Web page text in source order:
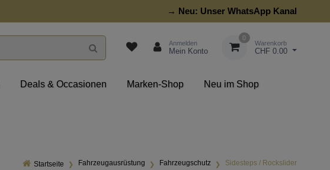
→ Neu: Unser WhatsApp Kanal
Anmelden
Mein Konto
0
Warenkorb
CHF 0.00
Deals & Occasionen Marken-Shop Neu im Shop
Startseite Fahrzeugausrüstung Fahrzeugschutz Sidesteps / Rockslider